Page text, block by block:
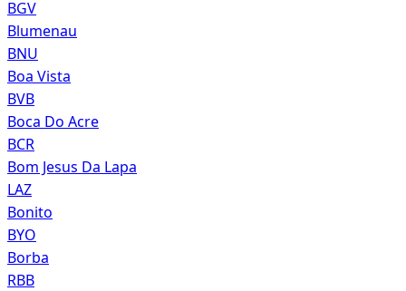
BGV
Blumenau
BNU
Boa Vista
BVB
Boca Do Acre
BCR
Bom Jesus Da Lapa
LAZ
Bonito
BYO
Borba
RBB